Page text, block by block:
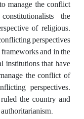
manage the conflict
the
of religious.
perspectives
and in the
that have
the conflict of
perspectives.
the country and